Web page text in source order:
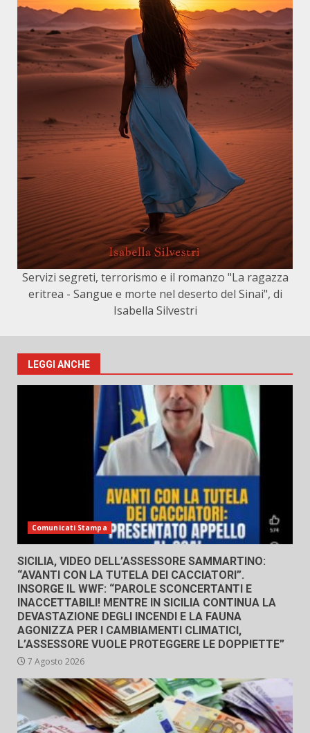
Servizi segreti, terrorismo e il romanzo "La ragazza
eritrea - Sangue e morte nel deserto del Sinai", di
Isabella Silvestri
LEGGI ANCHE
Comunicati Stampa
SICILIA, VIDEO DELL’ASSESSORE SAMMARTINO:
“AVANTI CON LA TUTELA DEI CACCIATORI”.
INSORGE IL WWF: “PAROLE SCONCERTANTI E
INACCETTABILI! MENTRE IN SICILIA CONTINUA LA
DEVASTAZIONE DEGLI INCENDI E LA FAUNA
AGONIZZA PER I CAMBIAMENTI CLIMATICI,
L’ASSESSORE VUOLE PROTEGGERE LE DOPPIETTE”
7 Agosto 2026